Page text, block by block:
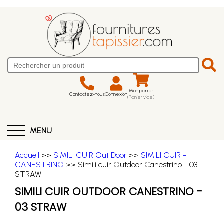
Contactez-nousConnexion Mon panier
(Panier vide)
MENU
Accueil >> SIMILI CUIR Out Door >> SIMILI CUIR -
CANESTRINO >> Simili cuir Outdoor Canestrino - 03
STRAW
SIMILI CUIR OUTDOOR CANESTRINO -
03 STRAW